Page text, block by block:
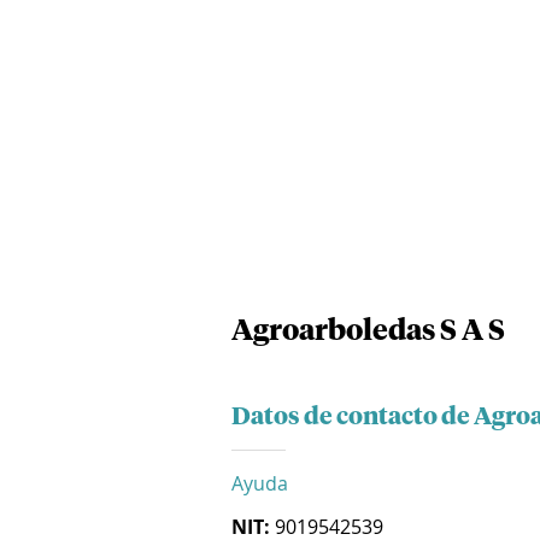
Agroarboledas S A S
Datos de contacto de
Ayuda
NIT: 9019542539